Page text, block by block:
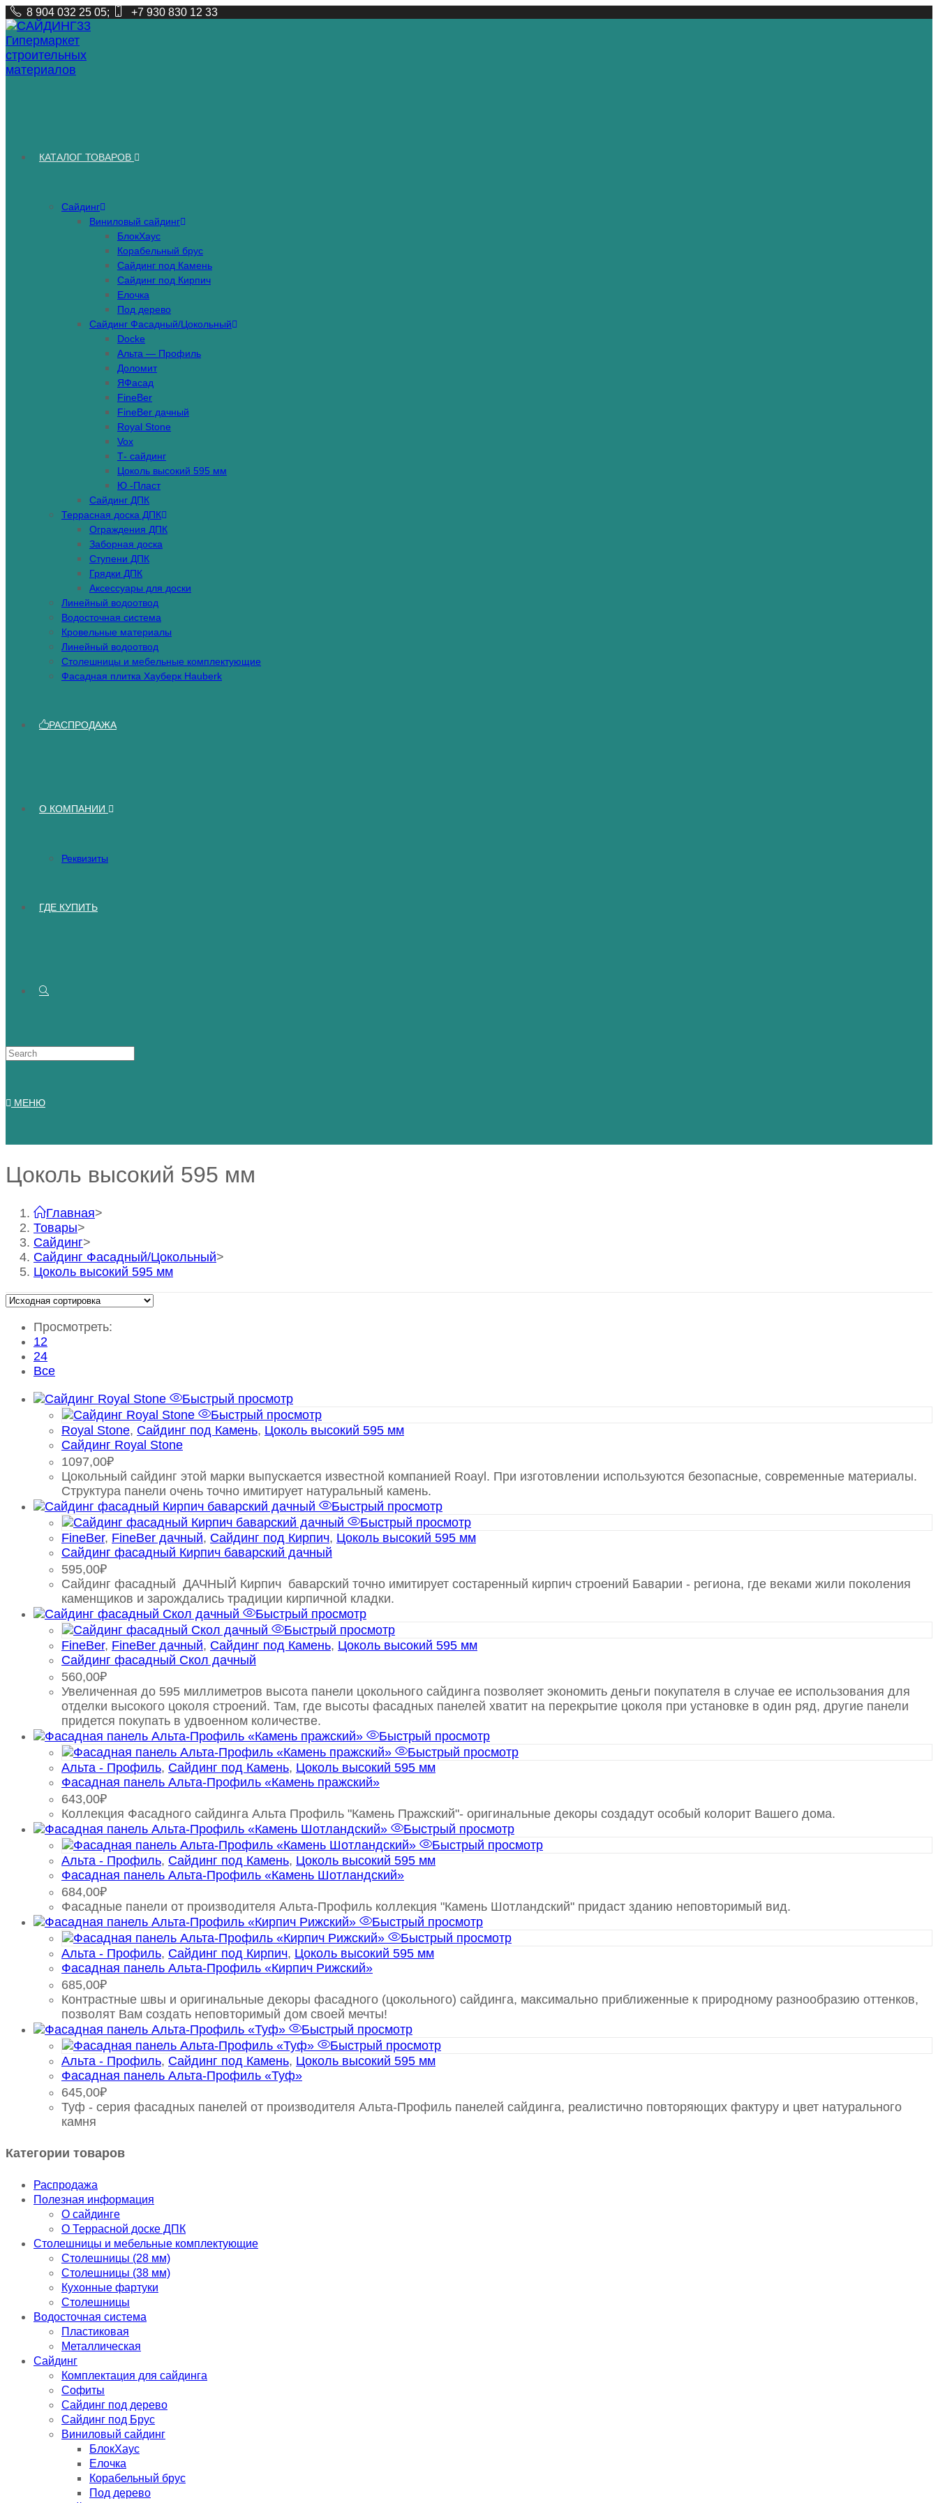
Перейти
к
содержимому
8 904 032 25 05; +7 930 830 12 33
КАТАЛОГ ТОВАРОВ
Сайдинг
Виниловый сайдинг
БлокХаус
Корабельный брус
Сайдинг под Камень
Сайдинг под Кирпич
Елочка
Под дерево
Сайдинг Фасадный/Цокольный
Docke
Альта — Профиль
Доломит
ЯФасад
FineBer
FineBer дачный
Royal Stone
Vox
Т- сайдинг
Цоколь высокий 595 мм
Ю -Пласт
Сайдинг ДПК
Террасная доска ДПК
Ограждения ДПК
Заборная доска
Ступени ДПК
Грядки ДПК
Аксессуары для доски
Линейный водоотвод
Водосточная система
Кровельные материалы
Линейный водоотвод
Столешницы и мебельные комплектующие
Фасадная плитка Хауберк Hauberk
РАСПРОДАЖА
О КОМПАНИИ
Реквизиты
ГДЕ КУПИТЬ
Искать:
МЕНЮ
Цоколь высокий 595 мм
Главная>
Товары>
Сайдинг>
Сайдинг Фасадный/Цокольный>
Цоколь высокий 595 мм
Просмотреть:
12
24
Все
Быстрый просмотр
Быстрый просмотр
Royal Stone, Сайдинг под Камень, Цоколь высокий 595 мм
Сайдинг Royal Stone
1097,00₽
Цокольный сайдинг этой марки выпускается известной компанией Roayl. При изготовлении используются безопасные, современные материалы.
Структура панели очень точно имитирует натуральный камень.
Быстрый просмотр
Быстрый просмотр
FineBer, FineBer дачный, Сайдинг под Кирпич, Цоколь высокий 595 мм
Сайдинг фасадный Кирпич баварский дачный
595,00₽
Сайдинг фасадный ДАЧНЫЙ Кирпич баварский точно имитирует состаренный кирпич строений Баварии - региона, где веками жили поколения
каменщиков и зарождались традиции кирпичной кладки.
Быстрый просмотр
Быстрый просмотр
FineBer, FineBer дачный, Сайдинг под Камень, Цоколь высокий 595 мм
Сайдинг фасадный Скол дачный
560,00₽
Увеличенная до 595 миллиметров высота панели цокольного сайдинга позволяет экономить деньги покупателя в случае ее использования для
отделки высокого цоколя строений. Там, где высоты фасадных панелей хватит на перекрытие цоколя при установке в один ряд, другие панели
придется покупать в удвоенном количестве.
Быстрый просмотр
Быстрый просмотр
Альта - Профиль, Сайдинг под Камень, Цоколь высокий 595 мм
Фасадная панель Альта-Профиль «Камень пражский»
643,00₽
Коллекция Фасадного сайдинга Альта Профиль "Камень Пражский"- оригинальные декоры создадут особый колорит Вашего дома.
Быстрый просмотр
Быстрый просмотр
Альта - Профиль, Сайдинг под Камень, Цоколь высокий 595 мм
Фасадная панель Альта-Профиль «Камень Шотландский»
684,00₽
Фасадные панели от производителя Альта-Профиль коллекция "Камень Шотландский" придаст зданию неповторимый вид.
Быстрый просмотр
Быстрый просмотр
Альта - Профиль, Сайдинг под Кирпич, Цоколь высокий 595 мм
Фасадная панель Альта-Профиль «Кирпич Рижский»
685,00₽
Контрастные швы и оригинальные декоры фасадного (цокольного) сайдинга, максимально приближенные к природному разнообразию оттенков,
позволят Вам создать неповторимый дом своей мечты!
Быстрый просмотр
Быстрый просмотр
Альта - Профиль, Сайдинг под Камень, Цоколь высокий 595 мм
Фасадная панель Альта-Профиль «Туф»
645,00₽
Туф - серия фасадных панелей от производителя Альта-Профиль панелей сайдинга, реалистично повторяющих фактуру и цвет натурального
камня
Категории товаров
Распродажа
Полезная информация
О сайдинге
О Террасной доске ДПК
Столешницы и мебельные комплектующие
Столешницы (28 мм)
Столешницы (38 мм)
Кухонные фартуки
Столешницы
Водосточная система
Пластиковая
Металлическая
Сайдинг
Комплектация для сайдинга
Софиты
Сайдинг под дерево
Сайдинг под Брус
Виниловый сайдинг
БлокХаус
Елочка
Корабельный брус
Под дерево